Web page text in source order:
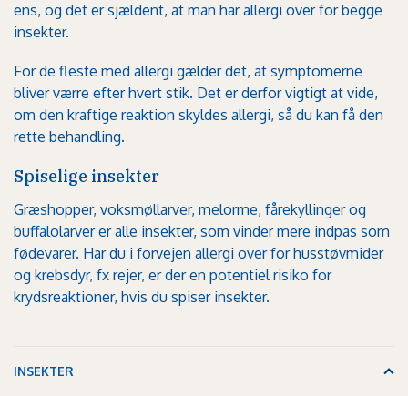
ens, og det er sjældent, at man har allergi over for begge
insekter.
For de fleste med allergi gælder det, at symptomerne
bliver værre efter hvert stik. Det er derfor vigtigt at vide,
om den kraftige reaktion skyldes allergi, så du kan få den
rette behandling.
Spiselige insekter
Græshopper, voksmøllarver, melorme, fårekyllinger og
buffalolarver er alle insekter, som vinder mere indpas som
fødevarer. Har du i forvejen allergi over for husstøvmider
og krebsdyr, fx rejer, er der en potentiel risiko for
krydsreaktioner, hvis du spiser insekter.
INSEKTER